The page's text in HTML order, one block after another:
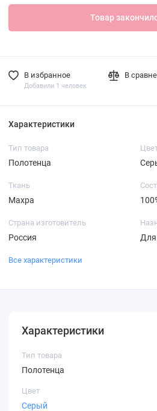
Товар
В избранное
Добавили 1 человек
В
Характеристики
Тип товара
Полотенца
Ткань
Махра
Страна изготовитель
Россия Для
Все характеристики
Характеристики
Тип товара
Полотенца
Цвет
Серый